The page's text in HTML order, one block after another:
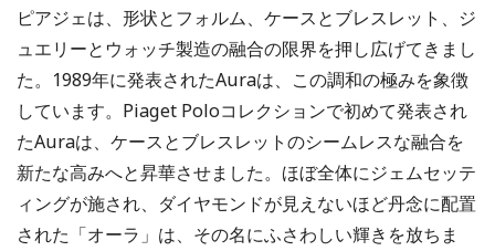
ピアジェは、形状とフォルム、ケースとブレスレット、ジ
ュエリーとウォッチ製造の融合の限界を押し広げてきまし
た。1989年に発表されたAuraは、この調和の極みを象徴
しています。Piaget Poloコレクションで初めて発表され
たAuraは、ケースとブレスレットのシームレスな融合を
新たな高みへと昇華させました。ほぼ全体にジェムセッテ
ィングが施され、ダイヤモンドが見えないほど丹念に配置
された「オーラ」は、その名にふさわしい輝きを放ちま